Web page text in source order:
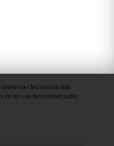
anale din cauza tuseului
considerabil din scaun era
pt rotavirua cu
sa ne apere
sa-i fac ceva la fata
ca nu i-au facut nimic acolo